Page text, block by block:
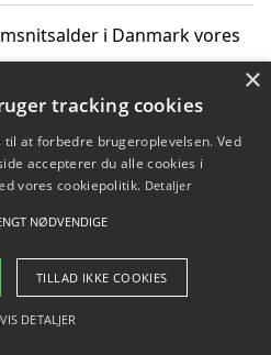
i Danmark vores
udledning påvirker vores
Blog Betingelser
×
tracking cookies
at forbedre brugeroplevelsen. Ved
accepterer du alle cookies i
vores cookiepolitik. Detaljer
NØDVENDIGE
TILLAD IKKE COOKIES
VIS DETALJER